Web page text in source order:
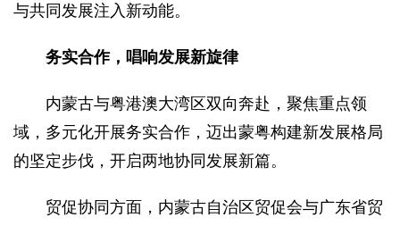
与共同发展注入新动能。
务实合作，唱响发展新旋律
内蒙古与粤港澳大湾区双向奔赴，聚焦重点领
域，多元化开展务实合作，迈出蒙粤构建新发展格局
的坚定步伐，开启两地协同发展新篇。
贸促协同方面，内蒙古自治区贸促会与广东省贸